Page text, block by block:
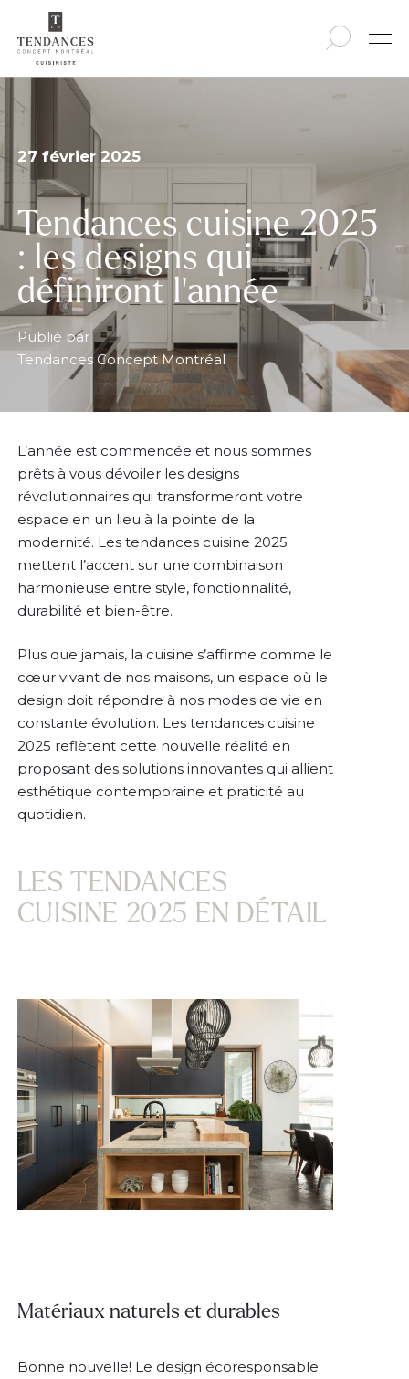
27 février 2025
Tendances cuisine 2025
: les designs qui
définiront l’année
Publié par
Tendances Concept Montréal
L’année est commencée et nous sommes
prêts à vous dévoiler les designs
révolutionnaires qui transformeront votre
espace en un lieu à la pointe de la
modernité. Les tendances cuisine 2025
mettent l’accent sur une combinaison
harmonieuse entre style, fonctionnalité,
durabilité et bien-être.
Plus que jamais, la cuisine s’affirme comme le
cœur vivant de nos maisons, un espace où le
design doit répondre à nos modes de vie en
constante évolution. Les tendances cuisine
2025 reflètent cette nouvelle réalité en
proposant des solutions innovantes qui allient
esthétique contemporaine et praticité au
quotidien.
LES TENDANCES
CUISINE 2025 EN DÉTAIL
Matériaux naturels et durables
Bonne nouvelle! Le design écoresponsable